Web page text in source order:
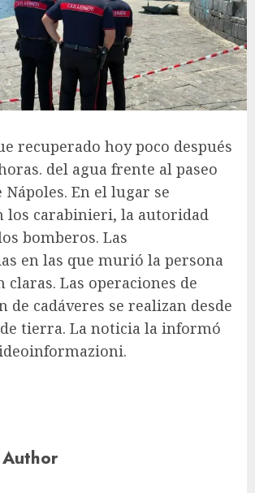
recuperado hoy poco después
del agua frente al paseo
En el lugar se
los carabinieri, la autoridad
bomberos. Las
en las que murió la persona
claras. Las operaciones de
de cadáveres se realizan desde
tierra. La noticia la informó